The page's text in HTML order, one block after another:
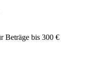
Beträge bis 300 €